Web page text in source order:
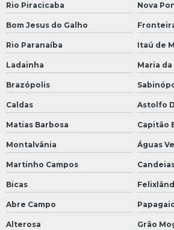
Rio Piracicaba Nova
Bom Jesus do Galho
Rio Paranaíba Itaú de
Ladainha Maria da
Brazópolis
Caldas Astolfo
Matias Barbosa Capitão
Montalvânia Águas
Martinho Campos
Bicas
Abre Campo
Alterosa Grão